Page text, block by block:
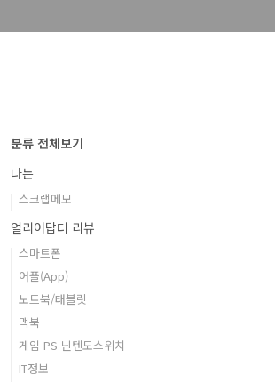
분류 전체보기
나는
스크랩메모
얼리어답터 리뷰
스마트폰
어플(App)
노트북/태블릿
맥북
게임 PS 닌텐도스위치
IT정보